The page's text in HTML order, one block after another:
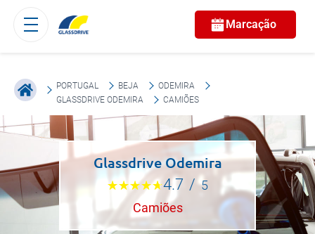
Marcação
PORTUGAL BEJA
ODEMIRA
GLASSDRIVE ODEMIRA
CAMIÕES
Glassdrive Odemira
4.7 / 5
Camiões